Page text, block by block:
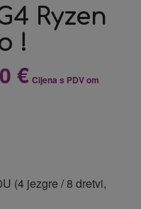
Ryzen
!
€Trenutna
Cijena s PDV om
(4 jezgre / 8 dretvi,